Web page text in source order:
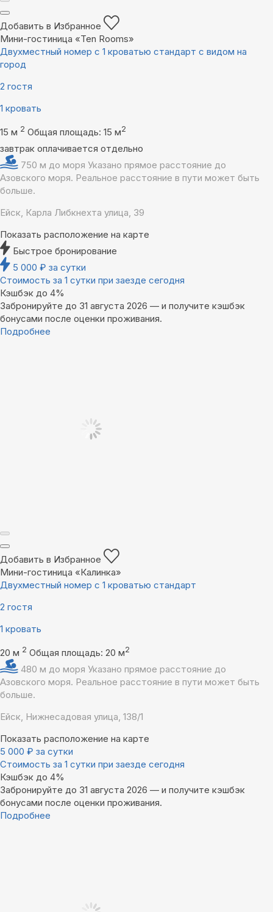
Добавить в Избранное
Мини-гостиница «Ten Rooms»
Двухместный номер с 1 кроватью стандарт с видом на
город
2 гостя
1 кровать
15 м 2 Общая площадь: 15 м2
завтрак оплачивается отдельно
750 м до моря Указано прямое расстояние до
Азовского моря. Реальное расстояние в пути может быть
больше.
Ейск, Карла Либкнехта улица, 39
Показать расположение на карте
Быстрое бронирование
5 000 ₽ за сутки
Стоимость за 1 сутки при заезде сегодня
Кэшбэк до 4%
Забронируйте до 31 августа 2026 — и получите кэшбэк
бонусами после оценки проживания.
Подробнее
Добавить в Избранное
Мини-гостиница «Калинка»
Двухместный номер с 1 кроватью стандарт
2 гостя
1 кровать
20 м 2 Общая площадь: 20 м2
480 м до моря Указано прямое расстояние до
Азовского моря. Реальное расстояние в пути может быть
больше.
Ейск, Нижнесадовая улица, 138/1
Показать расположение на карте
5 000 ₽ за сутки
Стоимость за 1 сутки при заезде сегодня
Кэшбэк до 4%
Забронируйте до 31 августа 2026 — и получите кэшбэк
бонусами после оценки проживания.
Подробнее